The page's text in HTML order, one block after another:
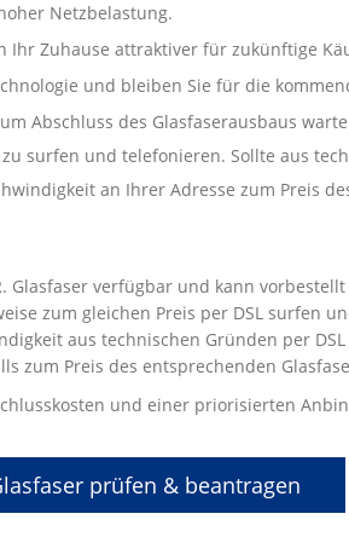
Netzbelastung.
Ihr Zuhause attraktiver für zukünftige
und bleiben Sie für die
Abschluss des Glasfaserausbaus
surfen und telefonieren. Sollte aus
an Ihrer Adresse zum Preis
verfügbar und kann
zum gleichen Preis per DSL surfen
aus technischen Gründen per
zum Preis des entsprechenden
und einer priorisierten
prüfen & beantragen